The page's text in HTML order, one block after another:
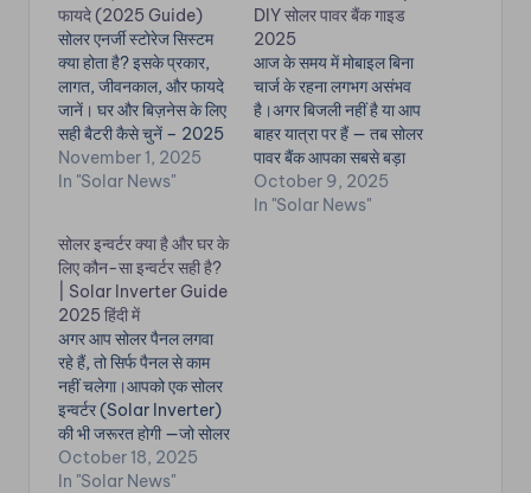
फायदे (2025 Guide)
सोलर एनर्जी स्टोरेज सिस्टम
क्या होता है? इसके प्रकार,
लागत, जीवनकाल, और फायदे
जानें। घर और बिज़नेस के लिए
सही बैटरी कैसे चुनें – 2025
पूरी गाइड। ✅ सोलर एनर्जी
स्टोरेज सिस्टम क्या है? जब
कम होती है, तब वह
अतिरिक्त…
November 1, 2025
In "Solar News"
DIY सोलर पावर बैंक गाइड
2025
आज के समय में मोबाइल बिना
चार्ज के रहना लगभग असंभव
है।अगर बिजली नहीं है या आप
बाहर यात्रा पर हैं — तब सोलर
पावर बैंक आपका सबसे बड़ा
सहायक बन सकता है। यह
ऐसा उपकरण है जो सूरज की
October 9, 2025
In "Solar News"
सोलर इन्वर्टर क्या है और घर के
लिए कौन-सा इन्वर्टर सही है?
| Solar Inverter Guide
2025 हिंदी में
अगर आप सोलर पैनल लगवा
रहे हैं, तो सिर्फ पैनल से काम
नहीं चलेगा।आपको एक सोलर
इन्वर्टर (Solar Inverter)
की भी जरूरत होगी —जो सोलर
पैनल से आने वाली DC
(Direct Current) बिजली
October 18, 2025
In "Solar News"